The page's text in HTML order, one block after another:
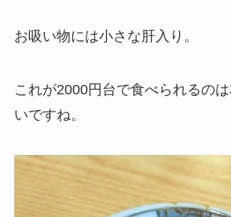
お吸い物には小さな肝入り。
これが2000円台で食べられるの
いですね。